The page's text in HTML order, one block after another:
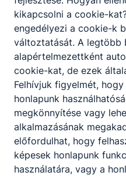
Két eötvösös diák is
kikapcsolni a cookie-
engedélyezi a cookie-k
változtatását. A legtöbb
alapértelmezettként
cookie-kat, de ezek
Felhívjuk figyelmét,
honlapunk
megkönnyítése vagy
alkalmazásának
előfordulhat, hogy
képesek honlapunk
használatára, vagy a